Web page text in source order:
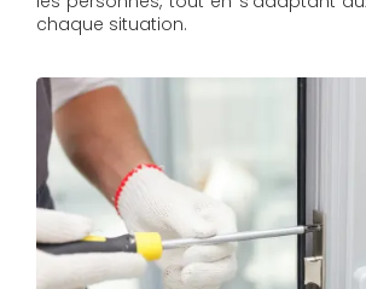
chaque situation.